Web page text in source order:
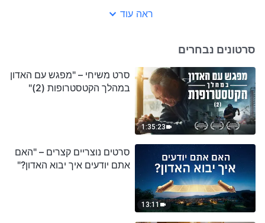
ראה עוד
סרטונים נבחרים
1:35:23
סרט משיחי – "מפגש עם האדון
במהלך הקטסטרופות (2)"
13:11
סרטים נוצריים קצרים – "האם
אתם יודעים איך יבוא האדון?"